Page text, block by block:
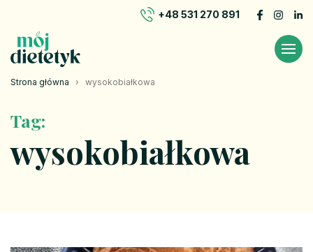
+48 531 270 891
Strona główna › wysokobiałkowa
Tag:
wysokobiałkowa